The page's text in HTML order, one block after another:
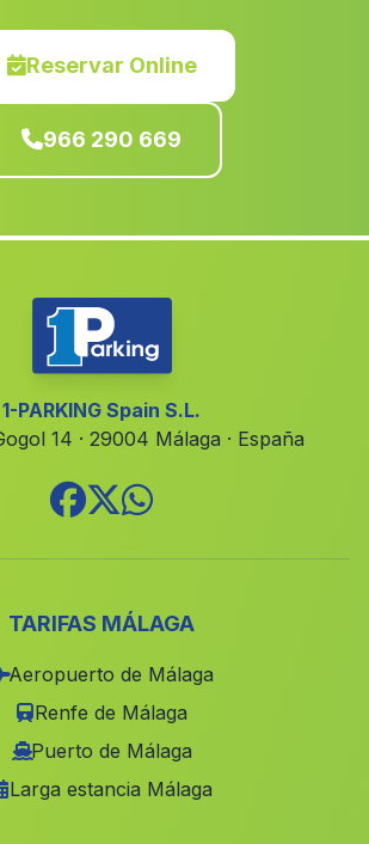
(Valencia)
(Valencia)
(Valencia)
de Benageber (Valencia)
(Albacete)
Reservar Online
966 290 669
1-PARKING Spain S.L.
14 · 29004 Málaga · España
TARIFAS MÁLAGA
Aeropuerto de Málaga
Renfe de Málaga
Puerto de Málaga
Larga estancia Málaga